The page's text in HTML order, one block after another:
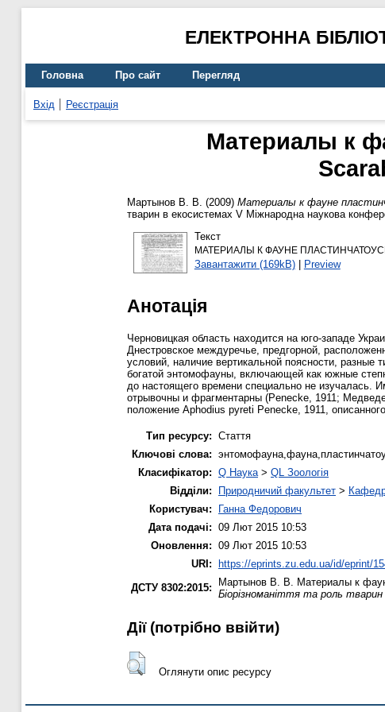
ЕЛЕКТРОННА
Головна Про сайт Перегляд
Вхід Реєстрація
Материалы к
Мартынов В. В. (2009) Материалы к фауне
тварин в екосистемах V Міжнародна наукова
Текст
МАТЕРИАЛЫ К ФАУНЕ
Завантажити (169kB)| Preview
Анотація
Черновицкая область находится на юго-западе
Днестровское междуречье, предгорной,
условий, наличие вертикальной поясности, разные
богатой энтомофауны, включающей как южные
до настоящего времени специально не изучалась.
отрывочны и фрагментарны (Penecke, 1911;
положение Aphodius pyreti Penecke, 1911,
Тип ресурсу: Стаття
Ключові слова:
Класифікатор: Q Наука > QL Зоологія
Відділи:
Природничий факультет >
Користувач:
Ганна Федорович
Дата подачі: 09 Лют 2015 10:53
Оновлення: 09 Лют 2015 10:53
URI: https://eprints.zu.edu.ua/id/eprint/
ДСТУ 8302:2015:
Мартынов В. В. Материалы к
Біорізноманіття та роль
Дії ​​(потрібно ввійти)
Оглянути опис ресурсу